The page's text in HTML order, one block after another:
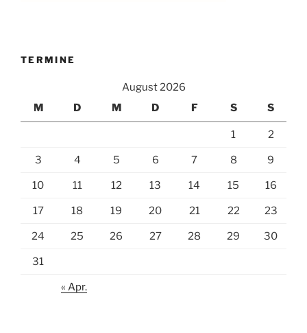
TERMINE
August 2026
M
D M D F S S
1 2
3 4 5 6 7 8 9
10 11 12 13 14 15 16
17 18 19 20 21 22 23
24 25 26 27 28 29 30
31
« Apr.